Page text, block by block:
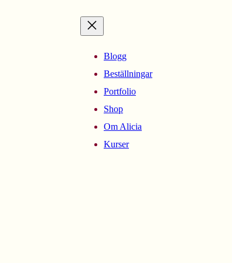
Blogg
Beställningar
Portfolio
Shop
Om Alicia
Kurser